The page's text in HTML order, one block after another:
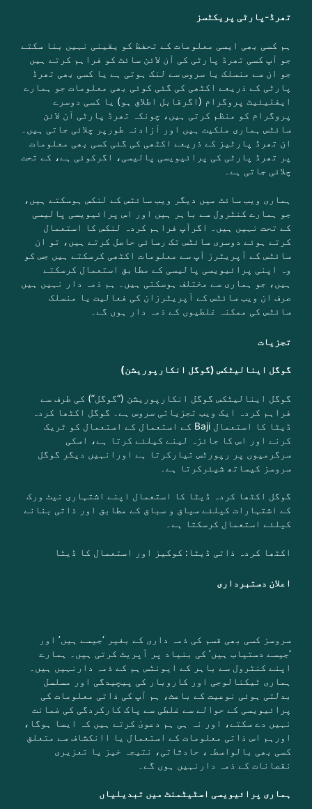
تھرڈ-پارٹی پریکٹسز
ہم کسی بھی ایسی معلومات کے تحفظ کو یقینی نہیں بنا سکتے
جو آپ کسی تھرڈ پارٹی کی آن لائن سائٹ کو فراہم کرتے ہیں
جو ان سے منسلک یا سروس سے لنک ہوتی ہے یا کسی بھی تھرڈ
پارٹی کے ذریعے اکٹھی کی گئی کوئی بھی معلومات جو ہمارے
ایفلیئیٹ پروگرام (اگرقابل اطلاق ہو) یا کسی دوسرے
پروگرام کو منظم کرتی ہیں، چونکہ تھرڈ پارٹی آن لائن
سائٹس ہماری ملکیت ہیں اور آزادنہ طورپر چلائی جاتی ہیں۔
ان تھرڈ پارٹیز کے ذریعے اکٹھی کی گئی کسی بھی معلومات
پر تھرڈ پارٹی کی پرائیویسی پالیسی، اگرکوئی ہے، کے تحت
چلائی جاتی ہے۔
ہماری ویب سائٹ میں دیگر ویب سائٹس کے لنکس ہوسکتے ہیں،
جو ہمارے کنٹرول سے باہر ہیں اور اس پرائیویسی پالیسی
کے تحت نہیں ہیں۔ اگرآپ فراہم کردہ لنکس کا استعمال
کرتے ہوئے دوسری سائٹس تک رسائی حاصل کرتے ہیں، تو ان
سائٹس کے آپریٹرز آپ سے معلومات اکٹھی کرسکتے ہیں جس کو
وہ اپنی پرائیویسی پالیسی کے مطابق استعمال کرسکتے
ہیں، جو ہماری سے مختلف ہوسکتی ہیں۔ ہم ذمہ دار نہیں ہیں
صرف ان ویب سائٹس کے آپریٹرزان کی فعالیت یا منسلک
سائٹس کی ممکنہ غلطیوں کے ذمہ دار ہوں گے۔
تجزیات
گوگل اینالیٹکس (گوگل انکارپوریشن)
گوگل اینالیٹکس گوگل انکارپوریشن (“گوگل”) کی طرف سے
فراہم کردہ ایک ویب تجزیاتی سروس ہے۔
گوگل اکٹھا کردہ
ڈیٹا کا استعمال Baji کے استعمال کے استعمال کو ٹریک
کرنے اور اس کا جائزہ لینے کیلئے کرتا ہے، اسکی
سرگرمیوں پر رپورٹس تیارکرتا ہے اور انہیں دیگر گوگل
سروسز کیساتھ شیئرکرتا ہے۔
گوگل اکٹھا کردہ ڈیٹا کا استعمال اپنے اشتہاری نیٹ ورک
کے اشتہارات کیلئے سیاق و سباق کے مطابق اور ذاتی بنانے
کیلئے استعمال کرسکتا ہے۔
اکٹھا کردہ ذاتی ڈیٹا: کوکیز اور استعمال کا ڈیٹا
اعلان دستبرداری
سروسز کسی بھی قسم کی ذمہ داری کے بغیر ‘جیسے ہیں’ اور
‘جیسے دستیاب ہیں’ کی بنیاد پر آپریٹ کرتی ہیں۔ ہمارے
اپنے کنٹرول سے باہر کے ایونٹس ہم کے ذمہ دارنہیں ہیں۔
ہماری ٹیکنالوجی اور کاروبار کی پیچیدگی اور مسلسل
بدلتی ہوئی نوعیت کے باعث، ہم آپ کی ذاتی معلومات کی
پرائیویسی کے حوالے سے غلطی سے پاک کارکردگی کی ضمانت
نہیں دے سکتے، اور نہ ہی ہم دعویٰ کرتے ہیں کہ ایسا ہوگا،
اورہم اس ذاتی معلومات کے استعمال یا اانکشاف سے متعلق
کسی بھی بالواسطہ، حادثاتی، نتیجہ خیز یا تعزیری
نقصانات کے ذمہ دارنہیں ہوں گے۔
ہماری پرائیویسی اسٹیٹمنٹ میں تبدیلیاں